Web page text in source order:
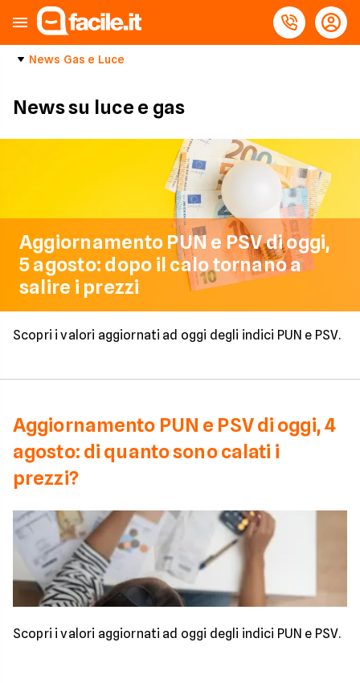
News Gas e Luce
News su luce e gas
Aggiornamento PUN e PSV di oggi,
5 agosto: dopo il calo tornano a
salire i prezzi
Scopri i valori aggiornati ad oggi degli indici PUN e PSV.
Aggiornamento PUN e PSV di oggi, 4
agosto: di quanto sono calati i
prezzi?
Scopri i valori aggiornati ad oggi degli indici PUN e PSV.